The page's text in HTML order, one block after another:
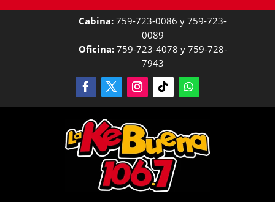
Cabina: 759-723-0086 y 759-723-
0089
Oficina:759-723-4078 y 759-728-
7943